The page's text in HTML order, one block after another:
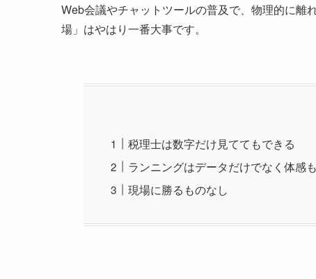
Web会議やチャットツールの普及で、物理的に離
場」はやはり一番大事です。
税理士は数字だけ見ててもできる
ランニングはデータだけでなく体感
現場に勝るものなし